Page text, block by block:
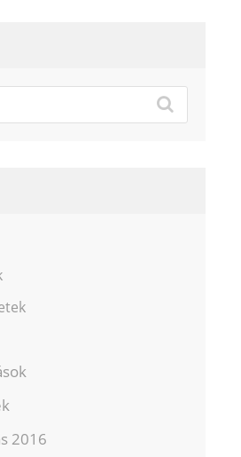
2016